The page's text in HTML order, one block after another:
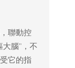
聯動控
腦”，不
它的指